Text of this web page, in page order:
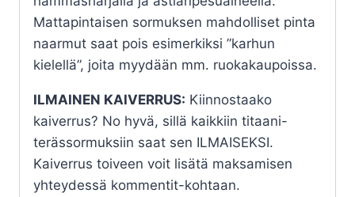
Mattapintaisen sormuksen mahdolliset pinta
naarmut saat pois esimerkiksi ”karhun
kielellä”, joita myydään mm. ruokakaupoissa.
ILMAINEN KAIVERRUS: Kiinnostaako
kaiverrus? No hyvä, sillä kaikkiin titaani-
terässormuksiin saat sen ILMAISEKSI.
Kaiverrus toiveen voit lisätä maksamisen
yhteydessä kommentit-kohtaan.